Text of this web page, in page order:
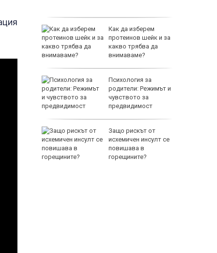
ни
Как да изберем
протеинов шейк и за
какво трябва да
внимаваме?
Психология за
родители: Режимът и
чувството за
предвидимост
Защо рискът от
исхемичен инсулт се
повишава в
горещините?